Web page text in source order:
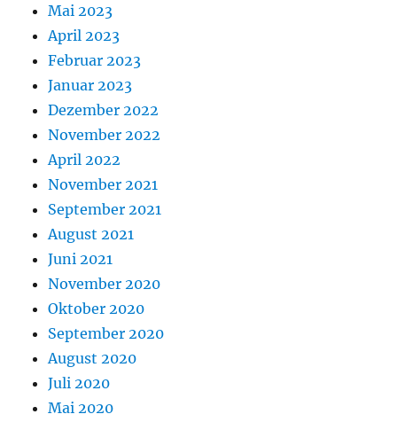
Mai 2023
April 2023
Februar 2023
Januar 2023
Dezember 2022
November 2022
April 2022
November 2021
September 2021
August 2021
Juni 2021
November 2020
Oktober 2020
September 2020
August 2020
Juli 2020
Mai 2020